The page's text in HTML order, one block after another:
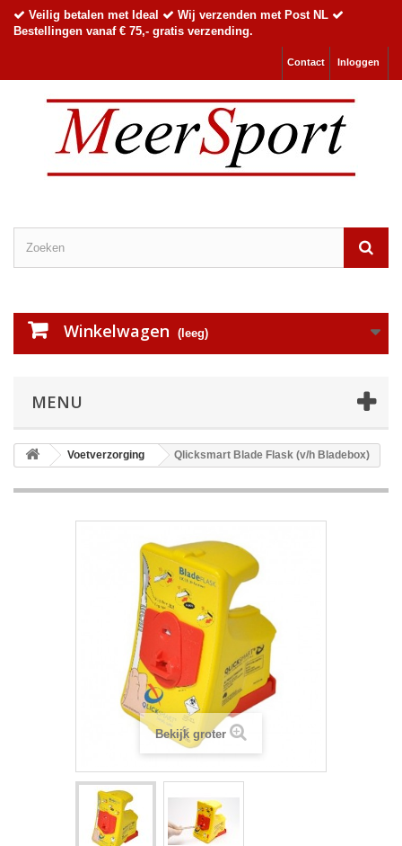
Veilig betalen met Ideal
Wij verzenden met Post NL
Bestellingen vanaf € 75,- gratis verzending.
Inloggen
Contact
Winkelwagen (leeg)
MENU
Voetverzorging Qlicksmart Blade Flask (v/h Bladebox)
Bekijk groter